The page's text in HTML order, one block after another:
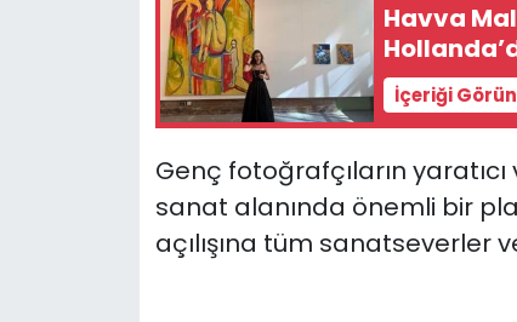
Havva
İçeriği
Genç fotoğrafçıların
sanat alanında önemli bir
açılışına tüm sanatseverler